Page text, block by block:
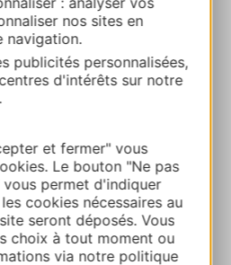
nos sites en
navigation.
publicités personnalisées,
d'intérêts sur notre
et fermer" vous
Le bouton "Ne pas
permet d'indiquer
cookies nécessaires au
seront déposés. Vous
choix à tout moment ou
via notre politique